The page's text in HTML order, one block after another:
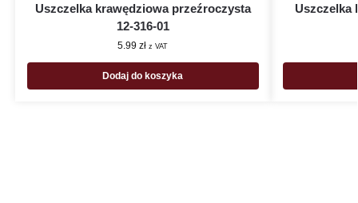
Uszczelka krawędziowa przeźroczysta
12-316-01
5.99zł z VAT
Dodaj do koszyka
Uszczelka